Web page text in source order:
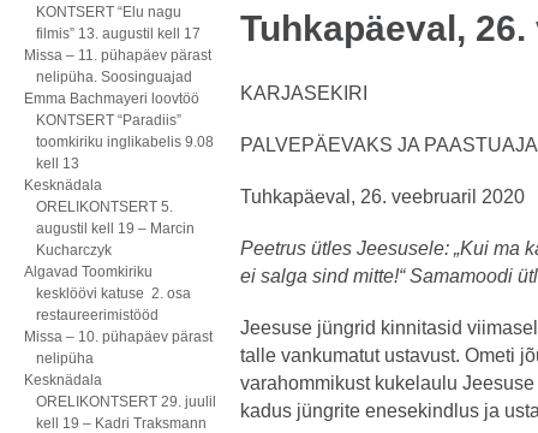
KONTSERT “Elu nagu
filmis” 13. augustil kell 17
Missa – 11. pühapäev pärast
nelipüha. Soosinguajad
Emma Bachmayeri loovtöö
KONTSERT “Paradiis”
toomkiriku inglikabelis 9.08
kell 13
Kesknädala
ORELIKONTSERT 5.
augustil kell 19 – Marcin
Kucharczyk
Algavad Toomkiriku
kesklöövi katuse 2. osa
restaureerimistööd
Missa – 10. pühapäev pärast
nelipüha
Kesknädala
ORELIKONTSERT 29. juulil
kell 19 – Kadri Traksmann
Tuhkapäeval,
KARJASEKIRI
PALVEPÄEVAKS JA
Tuhkapäeval, 26. veebruaril 2020
Peetrus ütles Jeesusele: „Kui ma
ei salga sind mitte!“ Samamoodi
Jeesuse jüngrid kinnitasid
talle vankumatut ustavust. Ometi
varahommikust kukelaulu
kadus jüngrite enesekindlus ja